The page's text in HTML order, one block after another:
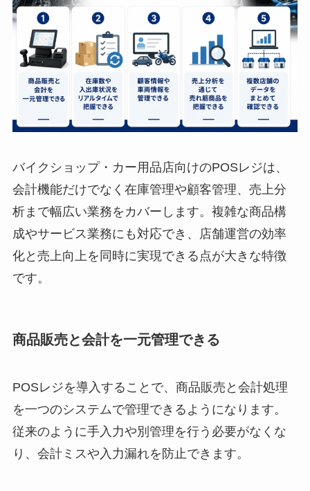
バイクショップ・カー用品店向けのPOSレジは、
会計機能だけでなく在庫管理や顧客管理、売上分
析まで幅広い業務をカバーします。複雑な商品構
成やサービス業務にも対応でき、店舗運営の効率
化と売上向上を同時に実現できる点が大きな特徴
です。
商品販売と会計を一元管理できる
POSレジを導入することで、商品販売と会計処理
を一つのシステムで管理できるようになります。
従来のように手入力や別管理を行う必要がなくな
り、会計ミスや入力漏れを防止できます。